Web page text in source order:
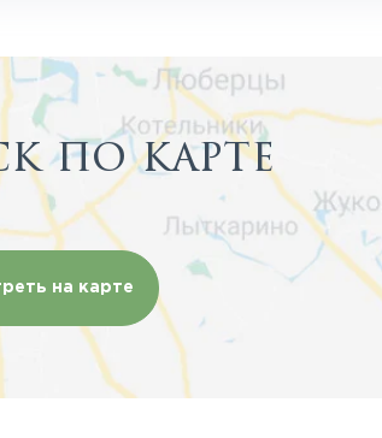
по карте
на карте